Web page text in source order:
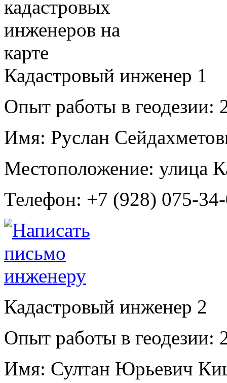
Кадастровый инженер 1
Опыт работы в геодезии:
Имя: Руслан
Местоположение: улица
Телефон: +7 (928) 075-
Кадастровый инженер 2
Опыт работы в геодезии:
Имя: Султан Юрьевич